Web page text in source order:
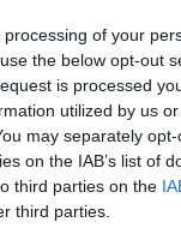
of your
the below opt-out
is processed
utilized by us
may separately
on the IAB’s list of
third parties on the
third parties.